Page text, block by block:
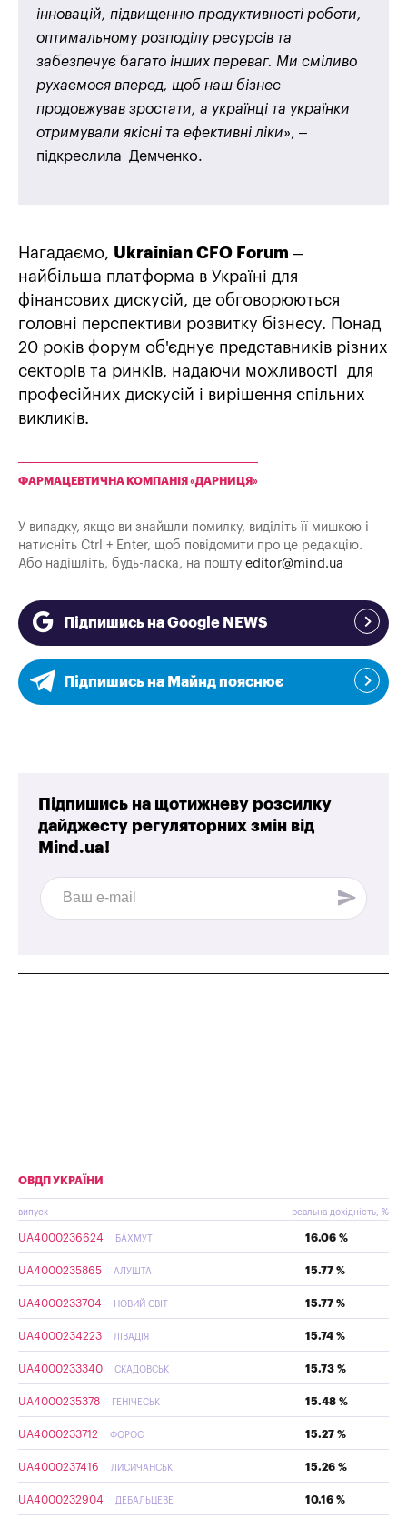
інновацій, підвищенню продуктивності роботи,
оптимальному розподілу ресурсів та
забезпечує багато інших переваг. Ми сміливо
рухаємося вперед, щоб наш бізнес
продовжував зростати, а українці та українки
отримували якісні та ефективні ліки», –
підкреслила Демченко.
Нагадаємо, Ukrainian CFO Forum –
найбільша платформа в Україні для
фінансових дискусій, де обговорюються
головні перспективи розвитку бізнесу. Понад
20 років форум об'єднує представників різних
секторів та ринків, надаючи можливості для
професійних дискусій і вирішення спільних
викликів.
ФАРМАЦЕВТИЧНА КОМПАНІЯ «ДАРНИЦЯ»
У випадку, якщо ви знайшли помилку, виділіть її мишкою і
натисніть Ctrl + Enter, щоб повідомити про це редакцію.
Або надішліть, будь-ласка, на пошту editor@mind.ua
Підпишись на Google NEWS
Підпишись на Майнд пояснює
Підпишись на щотижневу розсилку
дайджесту регуляторних змін від
Mind.ua!
ОВДП УКРАЇНИ
випуск реальна дохідність, %
UA4000236624 БАХМУТ 16.06 %
UA4000235865 АЛУШТА 15.77 %
UA4000233704 НОВИЙ СВІТ 15.77 %
UA4000234223 ЛІВАДІЯ 15.74 %
UA4000233340 СКАДОВСЬК 15.73 %
UA4000235378 ГЕНІЧЕСЬК 15.48 %
UA4000233712 ФОРОС 15.27 %
UA4000237416 ЛИСИЧАНСЬК 15.26 %
UA4000232904 ДЕБАЛЬЦЕВЕ 10.16 %